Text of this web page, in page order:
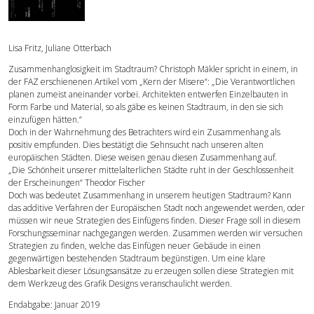
Forschung
Publikationen
Kontakt
Lisa Fritz, Juliane Otterbach
Zusammenhanglosigkeit im Stadtraum? Christoph Mäkler spricht in einem, in
der FAZ erschienenen Artikel vom „Kern der Misere“: „Die Verantwortlichen
planen zumeist aneinander vorbei. Architekten entwerfen Einzelbauten in
Form Farbe und Material, so als gäbe es keinen Stadtraum, in den sie sich
einzufügen hätten.“
Doch in der Wahrnehmung des Betrachters wird ein Zusammenhang als
positiv empfunden. Dies bestätigt die Sehnsucht nach unseren alten
europäischen Städten. Diese weisen genau diesen Zusammenhang auf.
„Die Schönheit unserer mittelalterlichen Städte ruht in der Geschlossenheit
der Erscheinungen“ Theodor Fischer
Doch was bedeutet Zusammenhang in unserem heutigen Stadtraum? Kann
das additive Verfahren der Europäischen Stadt noch angewendet werden, oder
müssen wir neue Strategien des Einfügens finden. Dieser Frage soll in diesem
Forschungsseminar nachgegangen werden. Zusammen werden wir versuchen
Strategien zu finden, welche das Einfügen neuer Gebäude in einen
gegenwärtigen bestehenden Stadtraum begünstigen. Um eine klare
Ablesbarkeit dieser Lösungsansätze zu erzeugen sollen diese Strategien mit
dem Werkzeug des Grafik Designs veranschaulicht werden.
Endabgabe: Januar 2019